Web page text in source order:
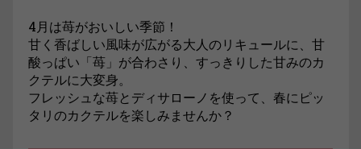
4月は苺がおいしい季節！
甘く香ばしい風味が広がる大人のリキュールに、甘
酸っぱい「苺」が合わさり、すっきりした甘みのカ
クテルに大変身。
フレッシュな苺とディサローノを使って、春にピッ
タリのカクテルを楽しみませんか？